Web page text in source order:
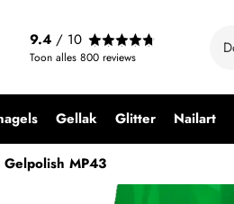
9.4 / 10
Toon alles 800 reviews
Gellak Glitter Nailart
MP43
Gelpolish MP43